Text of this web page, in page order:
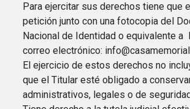
Para ejercitar sus derechos tiene que
petición junto con una fotocopia del
Nacional de Identidad o equivalente a
correo electrónico:
El ejercicio de estos derechos no
que el Titular esté obligado a
administrativos, legales o de